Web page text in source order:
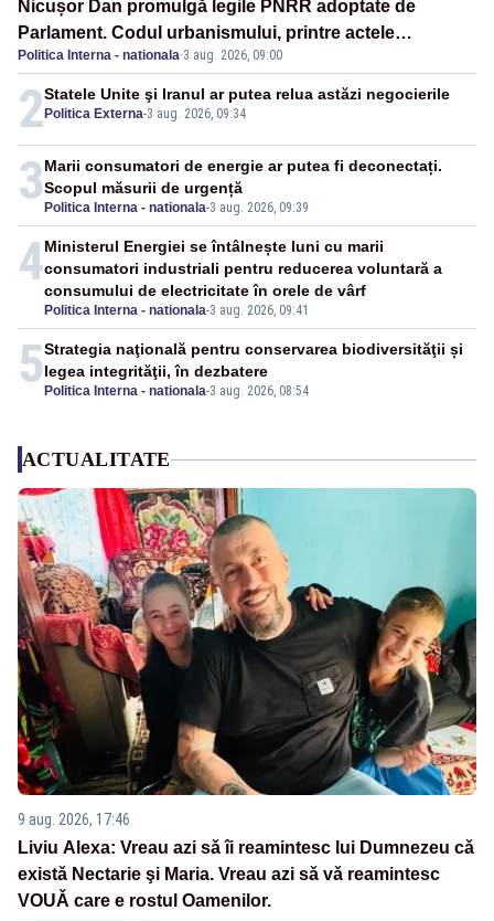
Nicușor Dan promulgă legile PNRR adoptate de
Parlament. Codul urbanismului, printre actele
normative vizate
Politica Interna - nationala·3 aug. 2026, 09:00
2 Politica Externa-3 aug. 2026, 09:34
Statele Unite şi Iranul ar putea relua astăzi negocierile
3 Politica Interna - nationala-3 aug. 2026, 09:39
Marii consumatori de energie ar putea fi deconectați.
Scopul măsurii de urgență
4
Politica Interna - nationala-3 aug. 2026, 09:41
Ministerul Energiei se întâlnește luni cu marii
consumatori industriali pentru reducerea voluntară a
consumului de electricitate în orele de vârf
5 Politica Interna - nationala-3 aug. 2026, 08:54
Strategia naţională pentru conservarea biodiversităţii și
legea integrităţii, în dezbatere
ACTUALITATE
9 aug. 2026, 17:46
Liviu Alexa: Vreau azi sǎ îi reamintesc lui Dumnezeu cǎ
existǎ Nectarie şi Maria. Vreau azi sǎ vǎ reamintesc
VOUǍ care e rostul Oamenilor.